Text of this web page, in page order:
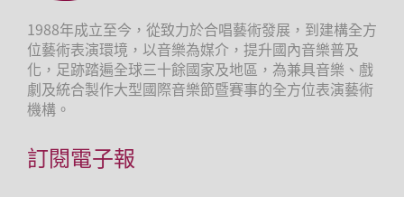
1988年成立至今，從致力於合唱藝術發展，到建構全方
位藝術表演環境，以音樂為媒介，提升國內音樂普及
化，足跡踏遍全球三十餘國家及地區，為兼具音樂、戲
劇及統合製作大型國際音樂節暨賽事的全方位表演藝術
機構。
訂閱電子報